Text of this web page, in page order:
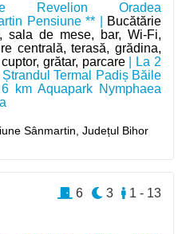
Revelion Oradea
Pensiune ** |
Bucătărie
sala de mese, bar, Wi-Fi,
centrală, terasă, grădina,
grătar, parcare| La 2
Ștrandul Termal Padiș Băile
km Aquapark Nymphaea
Sânmartin,Județul Bihor
1 - 13
3
6